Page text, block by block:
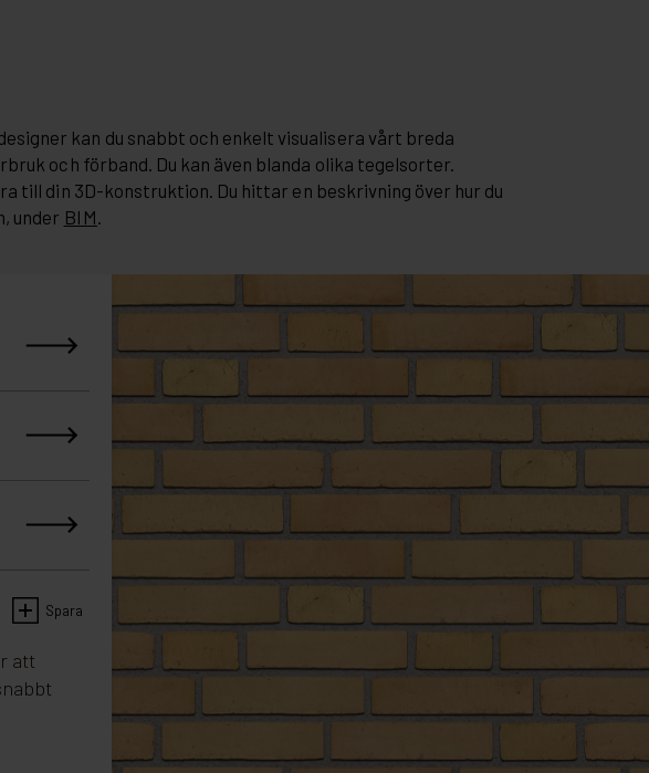
kan du snabbt och enkelt visualisera vårt breda
och förband. Du kan även blanda olika tegelsorter.
till din 3D-konstruktion. Du hittar en beskrivning över hur du
under BIM.